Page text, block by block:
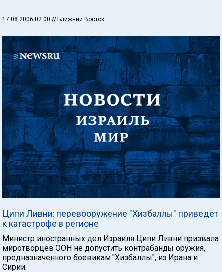
17.08.2006 02:00 // Ближний Восток
Ципи Ливни: перевооружение "Хизбаллы" приведет
к катастрофе в регионе
Министр иностранных дел Израиля Ципи Ливни призвала
миротворцев ООН не допустить контрабанды оружия,
предназначенного боевикам "Хизбаллы", из Ирана и
Сирии.